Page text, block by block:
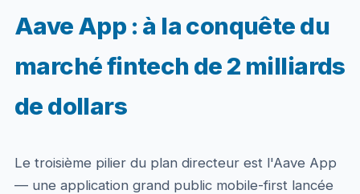
Aave App : à la conquête du
marché fintech de 2 milliards
de dollars
Le troisième pilier du plan directeur est l'Aave App
— une application grand public mobile-first lancée